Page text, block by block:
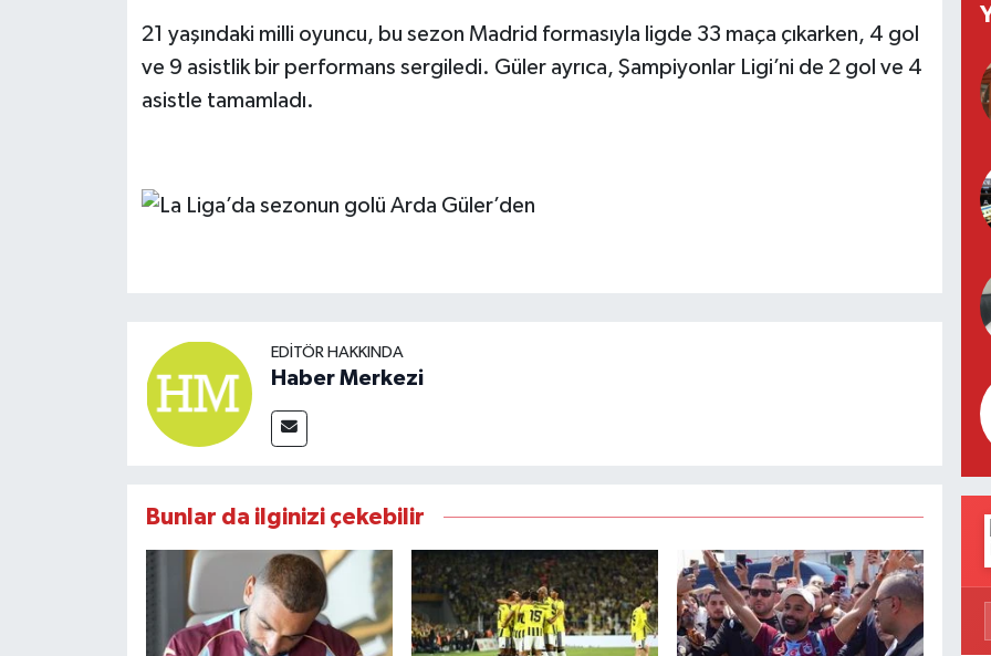
21 yaşındaki milli oyuncu, bu sezon Madrid formasıyla ligde 33 maça çıkarken, 4 gol
ve 9 asistlik bir performans sergiledi. Güler ayrıca, Şampiyonlar Ligi’ni de 2 gol ve 4
asistle tamamladı.
EDITÖR HAKKINDA
Haber Merkezi
Bunlar da ilginizi çekebilir